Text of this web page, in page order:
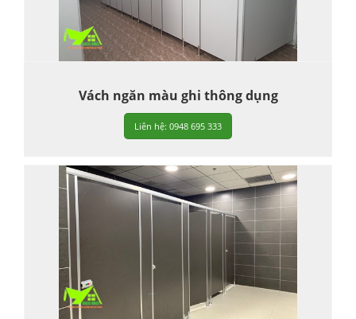
Vách ngăn màu ghi thông dụng
Liên hệ: 0948 695 333